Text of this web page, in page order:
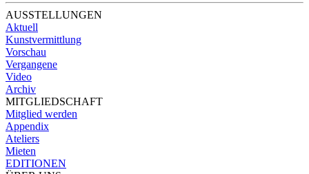
AUSSTELLUNGEN
Aktuell
Kunstvermittlung
Vorschau
Vergangene
Video
Archiv
MITGLIEDSCHAFT
Mitglied werden
Appendix
Ateliers
Mieten
EDITIONEN